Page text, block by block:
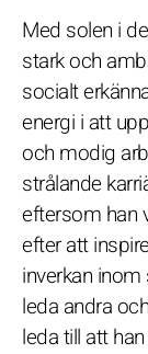
Med solen i
stark och
socialt
energi i att
och modig
strålande
eftersom han
efter att
inverkan
leda andra
leda till att